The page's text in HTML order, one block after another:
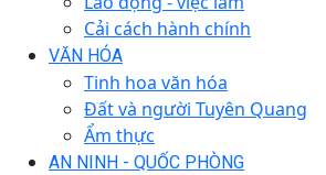
Cải cách hành chính
VĂN HÓA
Tinh hoa văn hóa
Đất và người Tuyên Quang
Ẩm thực
AN NINH - QUỐC PHÒNG